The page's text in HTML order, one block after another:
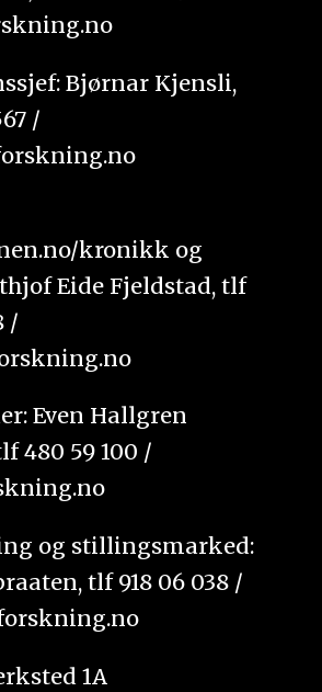
Bjørnar Kjensli,
/
kronikk og
Eide Fjeldstad, tlf
/
Even Hallgren
480 59 100 /
og stillingsmarked:
tlf 918 06 038 /
1A